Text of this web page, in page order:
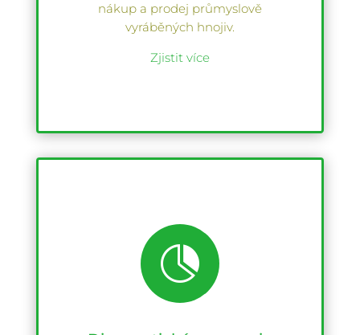
nákup a prodej průmyslově
vyráběných hnojiv.
Zjistit více
